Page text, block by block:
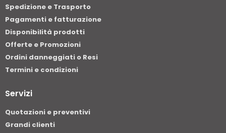
Spedizione e Trasporto
Pagamenti e fatturazione
Disponibilità prodotti
Offerte e Promozioni
Ordini danneggiati o Resi
Termini e condizioni
Servizi
Quotazioni e preventivi
Grandi clienti